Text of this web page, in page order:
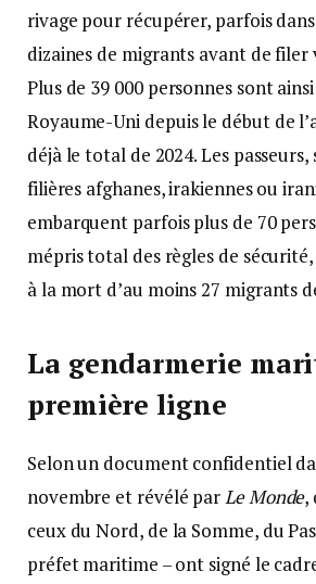
rivage pour récupérer, parfois
dizaines de migrants avant de filer
Plus de 39 000 personnes sont
Royaume-Uni depuis le début de
déjà le total de 2024. Les passeurs,
filières afghanes, irakiennes ou
embarquent parfois plus de 70
mépris total des règles de
à la mort d’au moins 27 migrants
La gendarmerie
première ligne
Selon un document confidentiel
novembre et révélé parLe Monde,
ceux du Nord, de la Somme, du
préfet maritime – ont signé le